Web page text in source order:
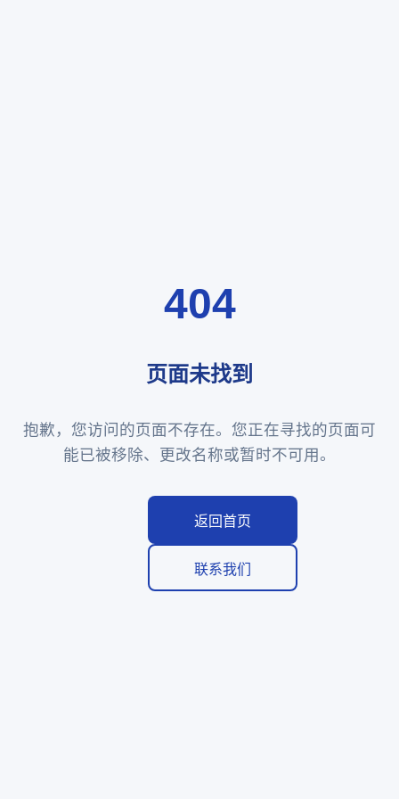
404
页面未找到
抱歉，您访问的页面不存在。您正在寻找的页面可
能已被移除、更改名称或暂时不可用。
返回首页
联系我们